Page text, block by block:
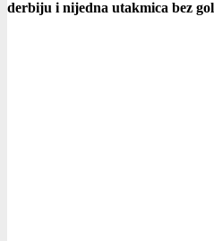
derbiju i nijedna utakmica bez